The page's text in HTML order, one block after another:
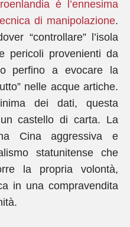
è l’ennesima
di manipolazione.
“controllare” l’isola
pericoli provenienti da
perfino a evocare la
nelle acque artiche.
dei dati, questa
castello di carta. La
Cina aggressiva e
statunitense che
la propria volontà,
in una compravendita